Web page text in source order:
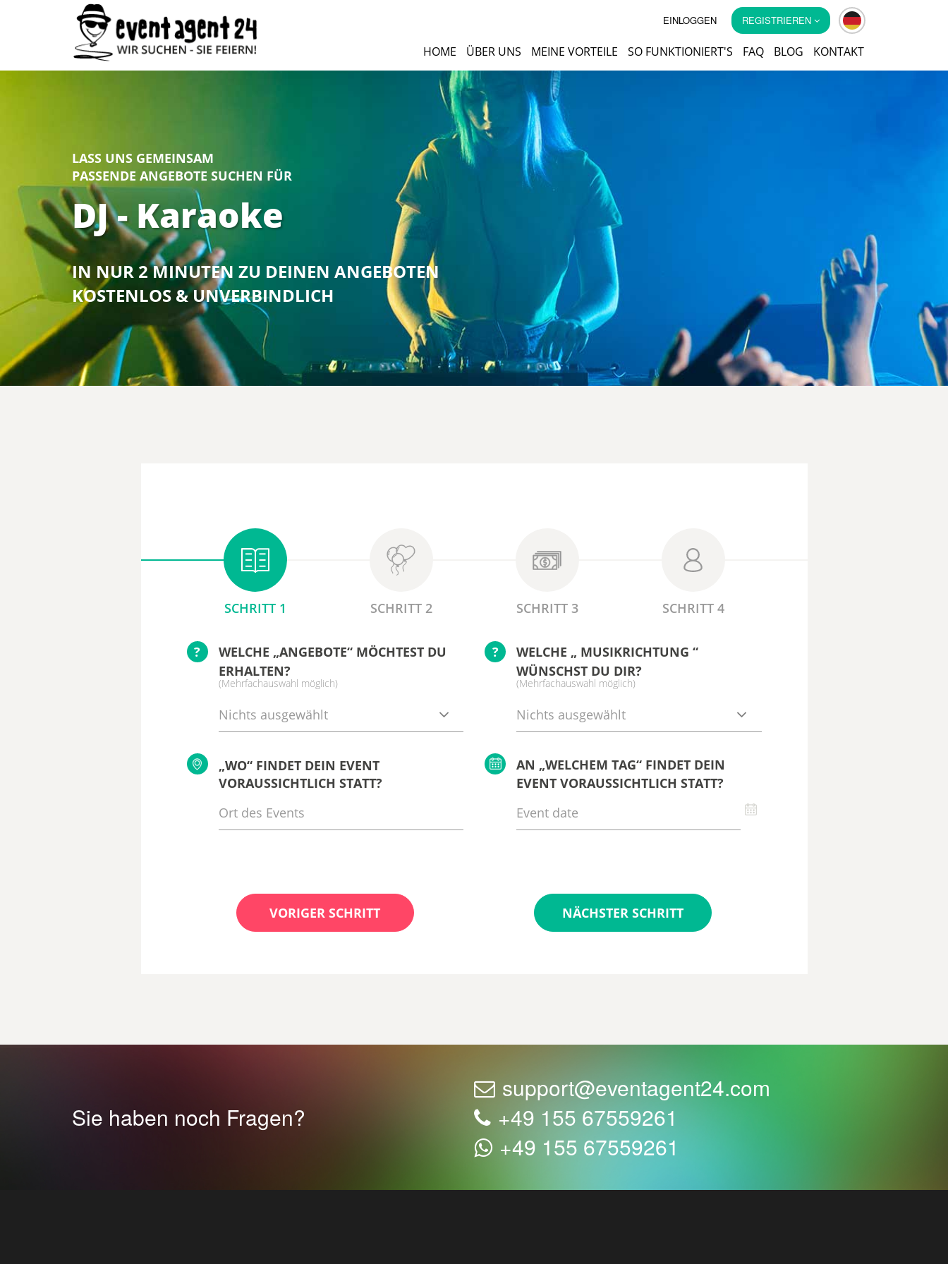
EINLOGGEN REGISTRIEREN
HOME ÜBER UNS MEINE VORTEILE SO FUNKTIONIERT'S FAQ BLOG KONTAKT
LASS UNS GEMEINSAM
PASSENDE ANGEBOTE SUCHEN FÜR
DJ - Karaoke
IN NUR 2 MINUTEN ZU DEINEN ANGEBOTEN
KOSTENLOS & UNVERBINDLICH
SCHRITT 1 SCHRITT 2 SCHRITT 3 SCHRITT 4
?
WELCHE „ANGEBOTE“ MÖCHTEST DU
ERHALTEN?
(Mehrfachauswahl möglich)
Nichts ausgewählt
?
WELCHE „ MUSIKRICHTUNG “
WÜNSCHST DU DIR?
(Mehrfachauswahl möglich)
Nichts ausgewählt
„WO“ FINDET DEIN EVENT
VORAUSSICHTLICH STATT?
AN „WELCHEM TAG“ FINDET DEIN
EVENT VORAUSSICHTLICH STATT?
VORIGER SCHRITT NÄCHSTER SCHRITT
Sie haben noch Fragen?
support@eventagent24.com
+49 155 67559261
+49 155 67559261